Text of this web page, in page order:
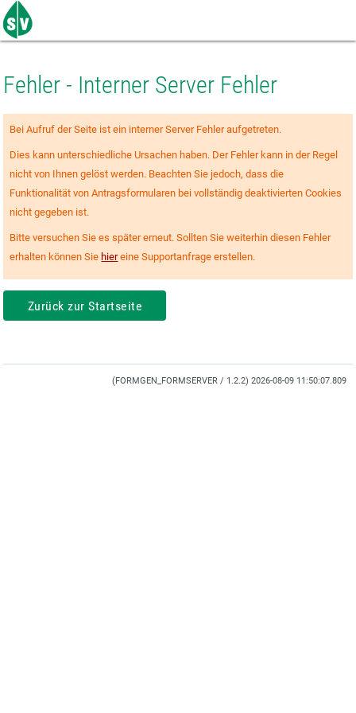
Zum
Seiteninhalt
springen
Fehler - Interner Server Fehler
Bei Aufruf der Seite ist ein interner Server Fehler aufgetreten.
Dies kann unterschiedliche Ursachen haben. Der Fehler kann in der Regel
nicht von Ihnen gelöst werden. Beachten Sie jedoch, dass die
Funktionalität von Antragsformularen bei vollständig deaktivierten Cookies
nicht gegeben ist.
Bitte versuchen Sie es später erneut. Sollten Sie weiterhin diesen Fehler
erhalten können Sie hiereine Supportanfrage erstellen.
Zurück zur Startseite
(FORMGEN_FORMSERVER / 1.2.2) 2026-08-09 11:50:07.809